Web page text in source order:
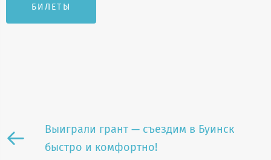
БИЛЕТЫ
Выиграли грант — съездим в Буинск
быстро и комфортно!